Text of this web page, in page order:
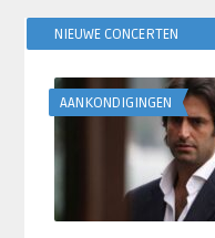
NIEUWE CONCERTEN
AANKONDIGINGEN